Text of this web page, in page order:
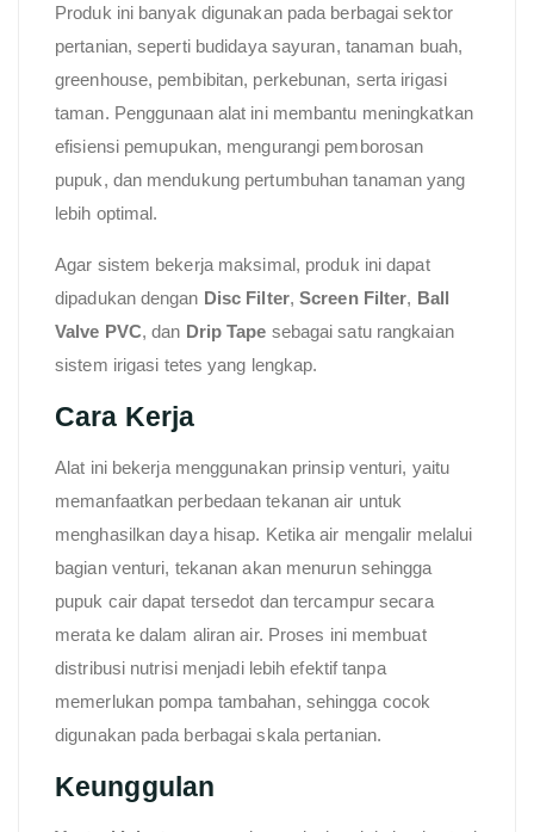
Produk ini banyak digunakan pada berbagai sektor
pertanian, seperti budidaya sayuran, tanaman buah,
greenhouse, pembibitan, perkebunan, serta irigasi
taman. Penggunaan alat ini membantu meningkatkan
efisiensi pemupukan, mengurangi pemborosan
pupuk, dan mendukung pertumbuhan tanaman yang
lebih optimal.
Agar sistem bekerja maksimal, produk ini dapat
dipadukan dengan Disc Filter,Screen Filter, Ball
Valve PVC, dan Drip Tape sebagai satu rangkaian
sistem irigasi tetes yang lengkap.
Cara Kerja
Alat ini bekerja menggunakan prinsip venturi, yaitu
memanfaatkan perbedaan tekanan air untuk
menghasilkan daya hisap. Ketika air mengalir melalui
bagian venturi, tekanan akan menurun sehingga
pupuk cair dapat tersedot dan tercampur secara
merata ke dalam aliran air. Proses ini membuat
distribusi nutrisi menjadi lebih efektif tanpa
memerlukan pompa tambahan, sehingga cocok
digunakan pada berbagai skala pertanian.
Keunggulan